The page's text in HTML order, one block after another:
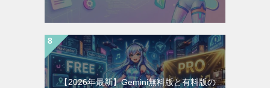
【2026年最新】Gemini無料版と有料版の